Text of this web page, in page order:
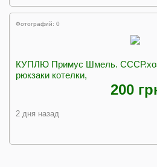
Фотографий: 0
КУПЛЮ Примус Шмель.
рюкзаки котелки,
200
2 дня назад